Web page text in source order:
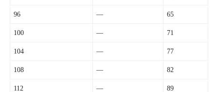
96 — 65
100 — 71
104 — 77
108 — 82
112 — 89